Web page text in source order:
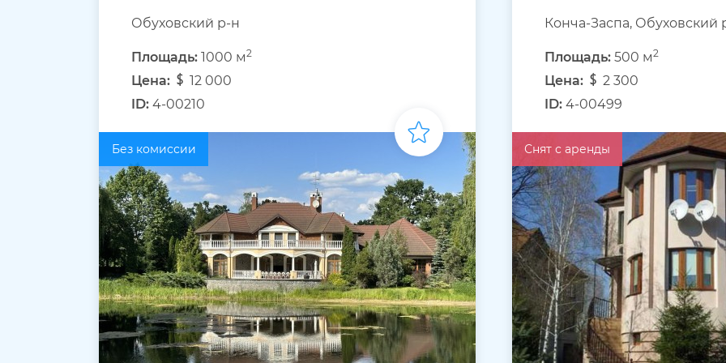
Обуховский р-н
Площадь: 1000 м2
Цена:
12 000
ID: 4-00210
Без комиссии
Конча-Заспа, Обуховский
Площадь: 500 м2
Цена:
2 300
ID: 4-00499
Снят с аренды